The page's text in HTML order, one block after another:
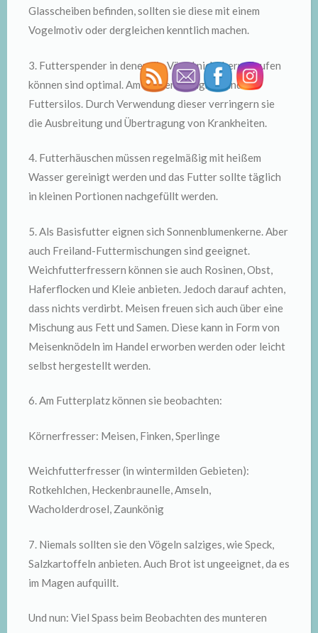
Glasscheiben befinden, sollten sie diese mit einem
Vogelmotiv oder dergleichen kenntlich machen.
3. Futterspender in denen die Vögel nicht herumlaufen
können sind optimal. Am Besten geeignet sind
Futtersilos. Durch Verwendung dieser verringern sie
die Ausbreitung und Übertragung von Krankheiten.
4. Futterhäuschen müssen regelmäßig mit heißem
Wasser gereinigt werden und das Futter sollte täglich
in kleinen Portionen nachgefüllt werden.
5. Als Basisfutter eignen sich Sonnenblumenkerne. Aber
auch Freiland-Futtermischungen sind geeignet.
Weichfutterfressern können sie auch Rosinen, Obst,
Haferflocken und Kleie anbieten. Jedoch darauf achten,
dass nichts verdirbt. Meisen freuen sich auch über eine
Mischung aus Fett und Samen. Diese kann in Form von
Meisenknödeln im Handel erworben werden oder leicht
selbst hergestellt werden.
6. Am Futterplatz können sie beobachten:
Körnerfresser: Meisen, Finken, Sperlinge
Weichfutterfresser (in wintermilden Gebieten):
Rotkehlchen, Heckenbraunelle, Amseln,
Wacholderdrosel, Zaunkönig
7. Niemals sollten sie den Vögeln salziges, wie Speck,
Salzkartoffeln anbieten. Auch Brot ist ungeeignet, da es
im Magen aufquillt.
Und nun: Viel Spass beim Beobachten des munteren